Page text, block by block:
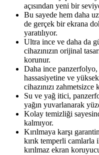
açısından yeni bir
Bu sayede hem daha
de gerçek bir ekrana
yaratılıyor.
Ultra ince ve daha da
cihazınızın orijinal
korunur.
Daha ince
hassasiyetine ve
cihazınızı zahmetsizce
Su ve yağ itici,
yağın yuvarlanarak
Kolay temizliği
kalmıyor.
Kırılmaya karşı
kırık temperli camlarla
kırılmaz ekran